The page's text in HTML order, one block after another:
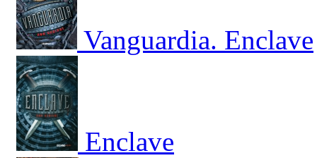
Vanguardia. Enclave
Enclave